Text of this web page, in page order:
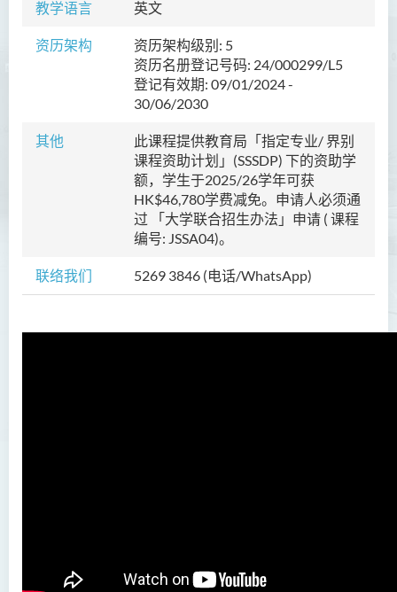
教学语言 英文
资历架构
资历架构级别: 5
资历名册登记号码: 24/000299/L5
登记有效期: 09/01/2024 -
30/06/2030
其他
此课程提供教育局「指定专业/ 界别
课程资助计划」(SSSDP) 下的资助学
额，学生于2025/26学年可获
HK$46,780学费减免。申请人必须通
过 「大学联合招生办法」申请 ( 课程
编号: JSSA04)。
联络我们 5269 3846 (电话/WhatsApp)
幼儿教育（荣誉）学士 (全日
制)
制衔接课程)
护理学（荣誉）学士
护理学（荣誉）学士 (应用学
位学额)
人工智能（荣誉）理学士
入学要求